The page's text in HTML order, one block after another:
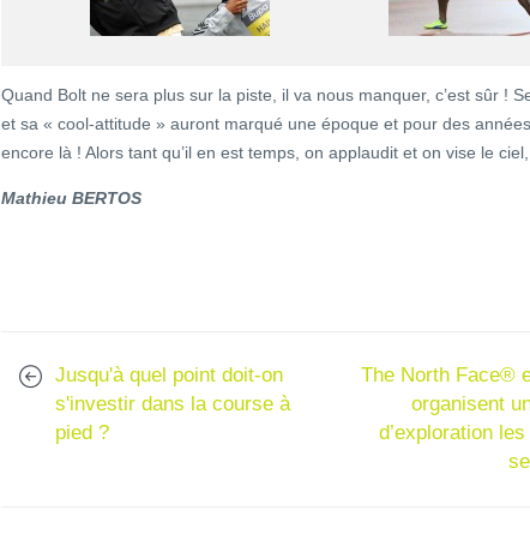
Quand Bolt ne sera plus sur la piste, il va nous manquer, c’est sûr !
et sa « cool-attitude » auront marqué une époque et pour des
encore là ! Alors tant qu’il en est temps, on applaudit et on vise le
Mathieu BERTOS
Jusqu'à quel point doit-on
s'investir dans la course à
pied ?
The North Face®
organisent
d’exploration